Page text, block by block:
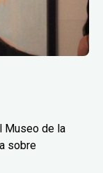
Museo de la
sobre